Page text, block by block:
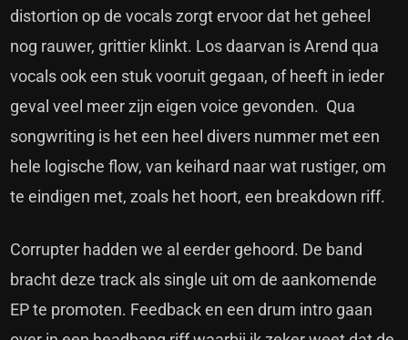
distortion op de vocals zorgt ervoor dat het geheel
nog rauwer, grittier klinkt. Los daarvan is Arend qua
vocals ook een stuk vooruit gegaan, of heeft in ieder
geval veel meer zijn eigen voice gevonden. Qua
songwriting is het een heel divers nummer met een
hele logische flow, van keihard naar wat rustiger, om
te eindigen met, zoals het hoort, een breakdown riff.
Corrupter hadden we al eerder gehoord. De band
bracht deze track als single uit om de aankomende
EP te promoten. Feedback en een drum intro gaan